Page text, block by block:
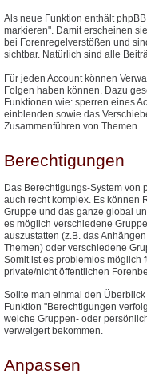
Als neue Funktion enthält
markieren". Damit erscheinen
bei Forenregelverstößen und
sichtbar. Natürlich sind alle
Für jeden Account können
Folgen haben können. Dazu
Funktionen wie: sperren eines
einblenden sowie das
Zusammenführen von Themen.
Berechtigungen
Das Berechtigungs-System von
auch recht komplex. Es können
Gruppe und das ganze global
es möglich verschiedene
auszustatten (z.B. das
Themen) oder verschiedene
Somit ist es problemlos möglich
private/nicht öffentlichen
Sollte man einmal den
Funktion "Berechtigungen
welche Gruppen- oder
verweigert bekommen.
Anpassen